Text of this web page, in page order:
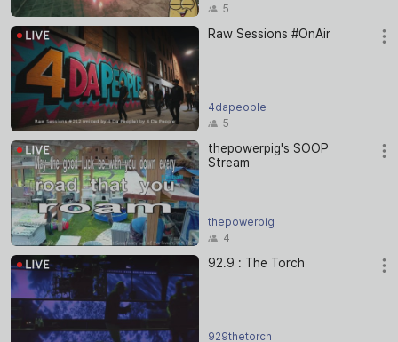
5
Raw Sessions #OnAir
4dapeople
5
thepowerpig's SOOP
Stream
thepowerpig
4
92.9 : The Torch
929thetorch